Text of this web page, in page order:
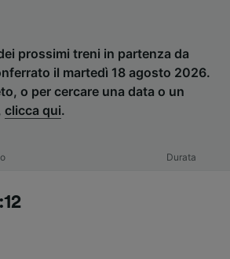
prossimi treni in partenza da
il martedì 18 agosto 2026.
o per cercare una data o un
clicca qui.
Durata